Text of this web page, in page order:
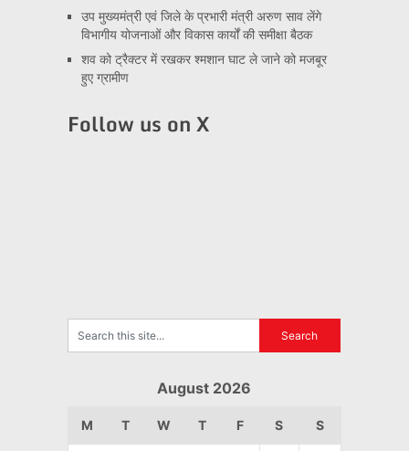
उप मुख्यमंत्री एवं जिले के प्रभारी मंत्री अरुण साव लेंगे
विभागीय योजनाओं और विकास कार्यों की समीक्षा बैठक
शव को ट्रैक्टर में रखकर श्मशान घाट ले जाने को मजबूर
हुए ग्रामीण
Follow us on X
August 2026
M T W T F S S